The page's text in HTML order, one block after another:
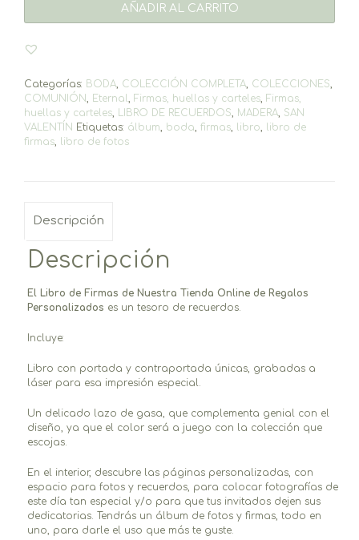
AÑADIR AL CARRITO
Categorías: BODA COLECCIÓN COMPLETA COLECCIONES
COMUNIÓN
Eternal Firmas, huellas y carteles Firmas,
huellas y carteles
LIBRO DE RECUERDOS MADERA SAN
VALENTÍN Etiquetas: álbum boda firmas libro
libro de
firmas
libro de fotos
Descripción
Descripción
El Libro de Firmas de Nuestra Tienda Online de Regalos
Personalizados es un tesoro de recuerdos.
Incluye:
Libro con portada y contraportada únicas, grabadas a
láser para esa impresión especial.
Un delicado lazo de gasa, que complementa genial con el
diseño, ya que el color será a juego con la colección que
escojas.
En el interior, descubre las páginas personalizadas, con
espacio para fotos y recuerdos, para colocar fotografías de
este día tan especial y/o para que tus invitados dejen sus
dedicatorias. Tendrás un álbum de fotos y firmas, todo en
uno, para darle el uso que más te guste.